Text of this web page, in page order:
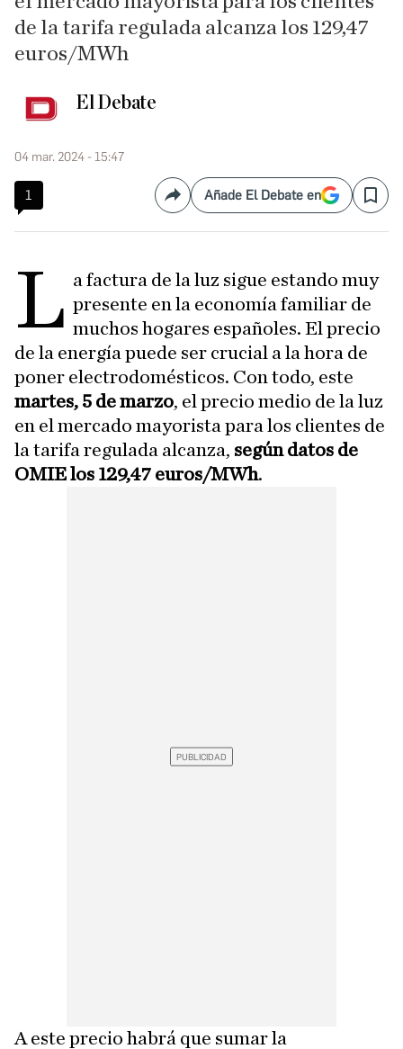
de la tarifa regulada alcanza los 129,47
euros/MWh
El Debate
04 mar. 2024 - 15:47
1 CompartirAñade El Debate en Save
L a factura de la luz sigue estando muy
presente en la economía familiar de
muchos hogares españoles. El precio
de la energía puede ser crucial a la hora de
poner electrodomésticos. Con todo, este
martes, 5 de marzo, el precio medio de la luz
en el mercado mayorista para los clientes de
la tarifa regulada alcanza, según datos de
OMIE los 129,47 euros/MWh.
A este precio habrá que sumar la